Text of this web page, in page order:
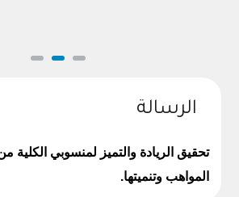
الرسالة
تحقيق الريادة والتميز لمنسوبي
المواهب وتنميتها.